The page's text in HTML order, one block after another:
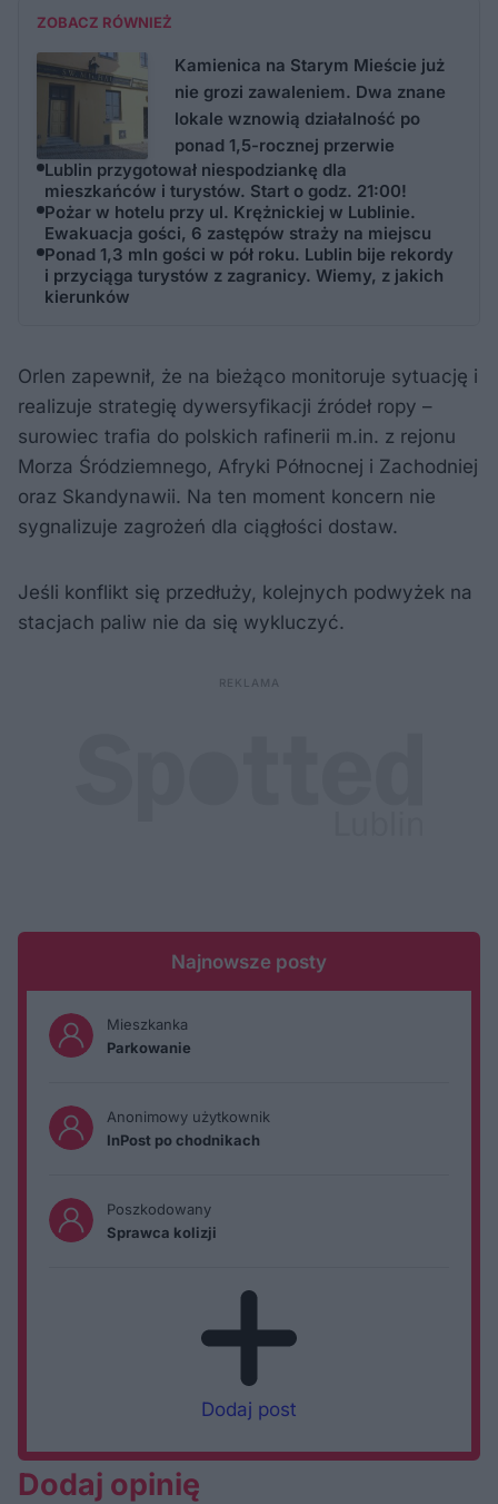
ZOBACZ RÓWNIEŻ
Kamienica na Starym Mieście już
nie grozi zawaleniem. Dwa znane
lokale wznowią działalność po
ponad 1,5-rocznej przerwie
Lublin przygotował niespodziankę dla
mieszkańców i turystów. Start o godz. 21:00!
Pożar w hotelu przy ul. Krężnickiej w Lublinie.
Ewakuacja gości, 6 zastępów straży na miejscu
Ponad 1,3 mln gości w pół roku. Lublin bije rekordy
i przyciąga turystów z zagranicy. Wiemy, z jakich
kierunków
Orlen zapewnił, że na bieżąco monitoruje sytuację i
realizuje strategię dywersyfikacji źródeł ropy –
surowiec trafia do polskich rafinerii m.in. z rejonu
Morza Śródziemnego, Afryki Północnej i Zachodniej
oraz Skandynawii. Na ten moment koncern nie
sygnalizuje zagrożeń dla ciągłości dostaw.
Jeśli konflikt się przedłuży, kolejnych podwyżek na
stacjach paliw nie da się wykluczyć.
Najnowsze posty
Mieszkanka
Parkowanie
Anonimowy użytkownik
InPost po chodnikach
Poszkodowany
Sprawca kolizji
Dodaj post
Dodaj opinię